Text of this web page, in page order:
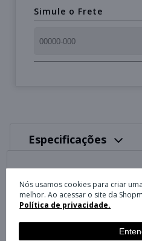
Simule o Frete
Especificações
Avaliações
Nós usamos cookies para criar
melhor. Ao acessar o site da
Política de privacidade.